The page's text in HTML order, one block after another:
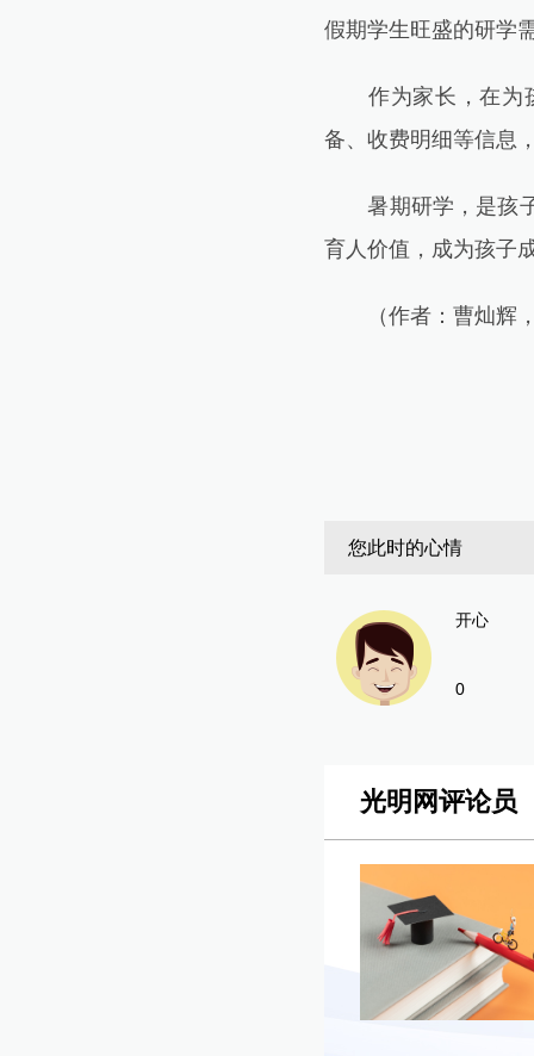
假期学生旺盛的研学
作为家长，在为孩
备、收费明细等信息
暑期研学，是孩子
育人价值，成为孩子
（作者：曹灿辉，
您此时的心情
开心
0
光明网评论员